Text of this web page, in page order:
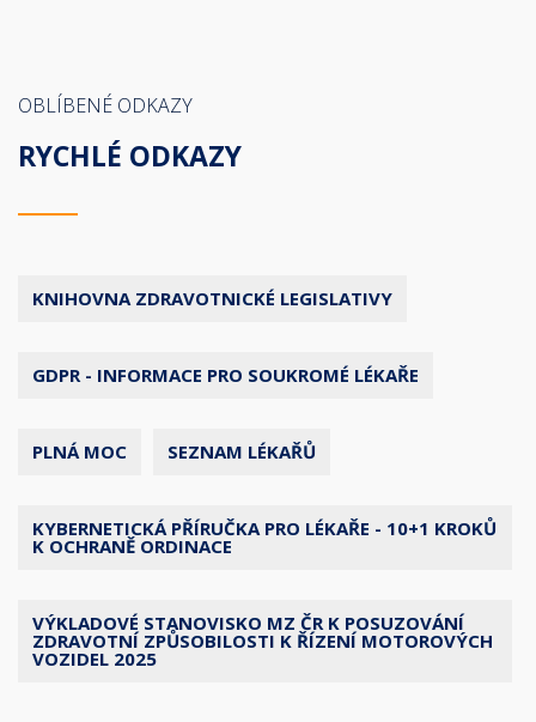
OBLÍBENÉ ODKAZY
RYCHLÉ ODKAZY
KNIHOVNA ZDRAVOTNICKÉ LEGISLATIVY
GDPR - INFORMACE PRO SOUKROMÉ LÉKAŘE
PLNÁ MOC SEZNAM LÉKAŘŮ
KYBERNETICKÁ PŘÍRUČKA PRO LÉKAŘE - 10+1 KROKŮ
K OCHRANĚ ORDINACE
VÝKLADOVÉ STANOVISKO MZ ČR K POSUZOVÁNÍ
ZDRAVOTNÍ ZPŮSOBILOSTI K ŘÍZENÍ MOTOROVÝCH
VOZIDEL 2025